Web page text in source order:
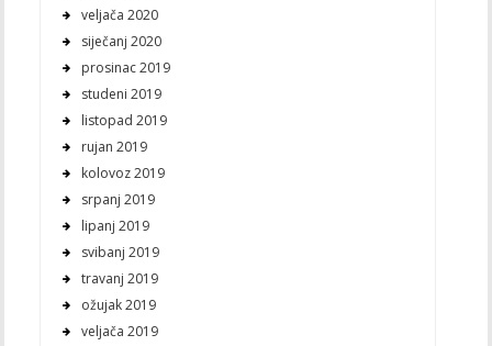
veljača 2020
siječanj 2020
prosinac 2019
studeni 2019
listopad 2019
rujan 2019
kolovoz 2019
srpanj 2019
lipanj 2019
svibanj 2019
travanj 2019
ožujak 2019
veljača 2019